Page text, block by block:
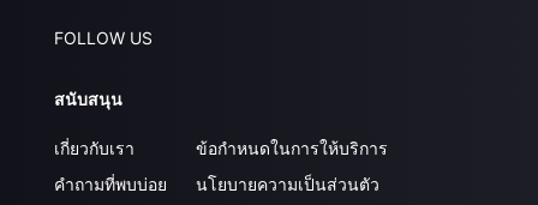
FOLLOW US
สนับสนุน
เกี่ยวกับเรา
คำถามที่พบบ่อย
ข้อกำหนดในการให้บริการ
นโยบายความเป็นส่วนตัว